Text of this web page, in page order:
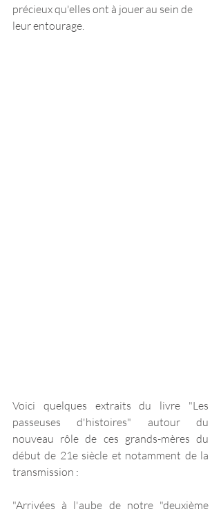
précieux qu'elles ont à jouer au sein de
leur entourage.
Voici quelques extraits du livre "Les
passeuses d'histoires" autour du
nouveau rôle de ces grands-mères du
début de 21e siècle et notamment de la
transmission :
"Arrivées à l'aube de notre "deuxième